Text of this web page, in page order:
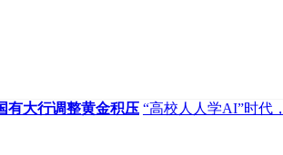
有大行调整黄金积压 “高校人人学AI”时代